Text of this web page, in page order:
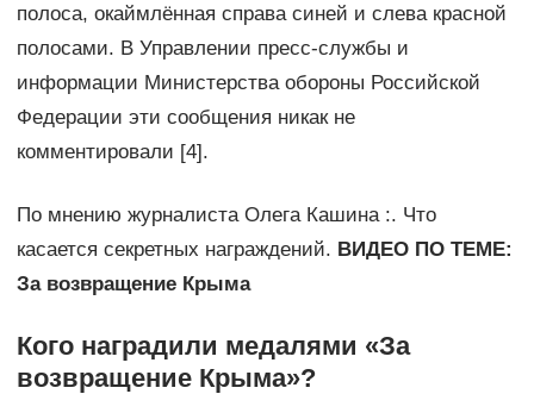
полоса, окаймлённая справа синей и слева красной
полосами. В Управлении пресс-службы и
информации Министерства обороны Российской
Федерации эти сообщения никак не
комментировали [4].
По мнению журналиста Олега Кашина :. Что
касается секретных награждений. ВИДЕО ПО ТЕМЕ:
За возвращение Крыма
Кого наградили медалями «За
возвращение Крыма»?